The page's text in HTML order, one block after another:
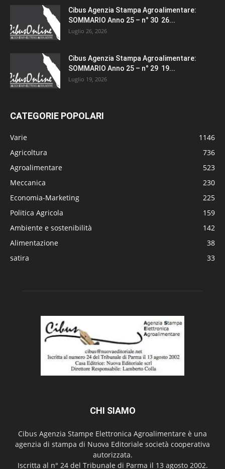
Cibus Agenzia Stampa Agroalimentare:
SOMMARIO Anno 25 – n° 30 26...
Luglio 26, 2026
Cibus Agenzia Stampa Agroalimentare:
SOMMARIO Anno 25 – n° 29 19...
Luglio 19, 2026
CATEGORIE POPOLARI
Varie
1146
Agricoltura
736
Agroalimentare
523
Meccanica
230
Economia-Marketing
225
Politica Agricola
159
Ambiente e sostenibilità
142
Alimentazione
38
satira
33
CHI SIAMO
Cibus Agenzia Stampe Elettronica Agroalimentare è una
agenzia di stampa di Nuova Editoriale società cooperativa
autorizzata.
Iscritta al n° 24 del Tribunale di Parma il 13 agosto 2002.